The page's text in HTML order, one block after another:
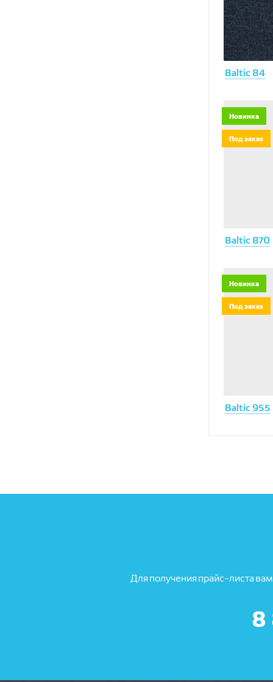
Baltic 84
Baltic 870
Новинка
Под заказ
Baltic 955
Новинка
Под заказ
Для получения прайс-листа
8